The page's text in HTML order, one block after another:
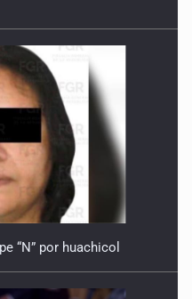
“N” por huachicol